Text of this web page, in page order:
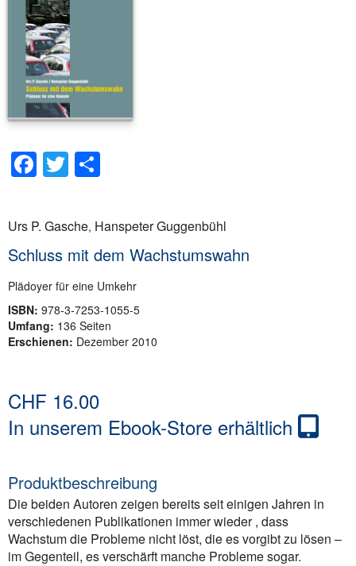
Facebook
Twitter
Urs P. Gasche, Hanspeter Guggenbühl
Schluss mit dem Wachstumswahn
Plädoyer für eine Umkehr
ISBN: 978-3-7253-1055-5
Umfang: 136 Seiten
Erschienen: Dezember 2010
CHF 16.00
In unserem Ebook-Store erhältlich
Produktbeschreibung
Die beiden Autoren zeigen bereits seit einigen Jahren in
verschiedenen Publikationen immer wieder , dass
Wachstum die Probleme nicht löst, die es vorgibt zu lösen –
im Gegenteil, es verschärft manche Probleme sogar.